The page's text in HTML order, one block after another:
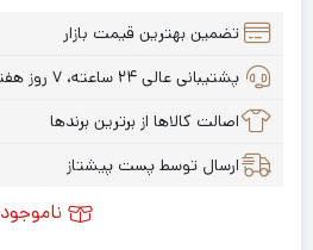
تضمین بهترین قیمت بازار
پشتیبانی عالی ۲۴ ساعته، ۷ روز هفته
اصالت کالاها از برترین برندها
ارسال توسط پست پیشتاز
ناموجود